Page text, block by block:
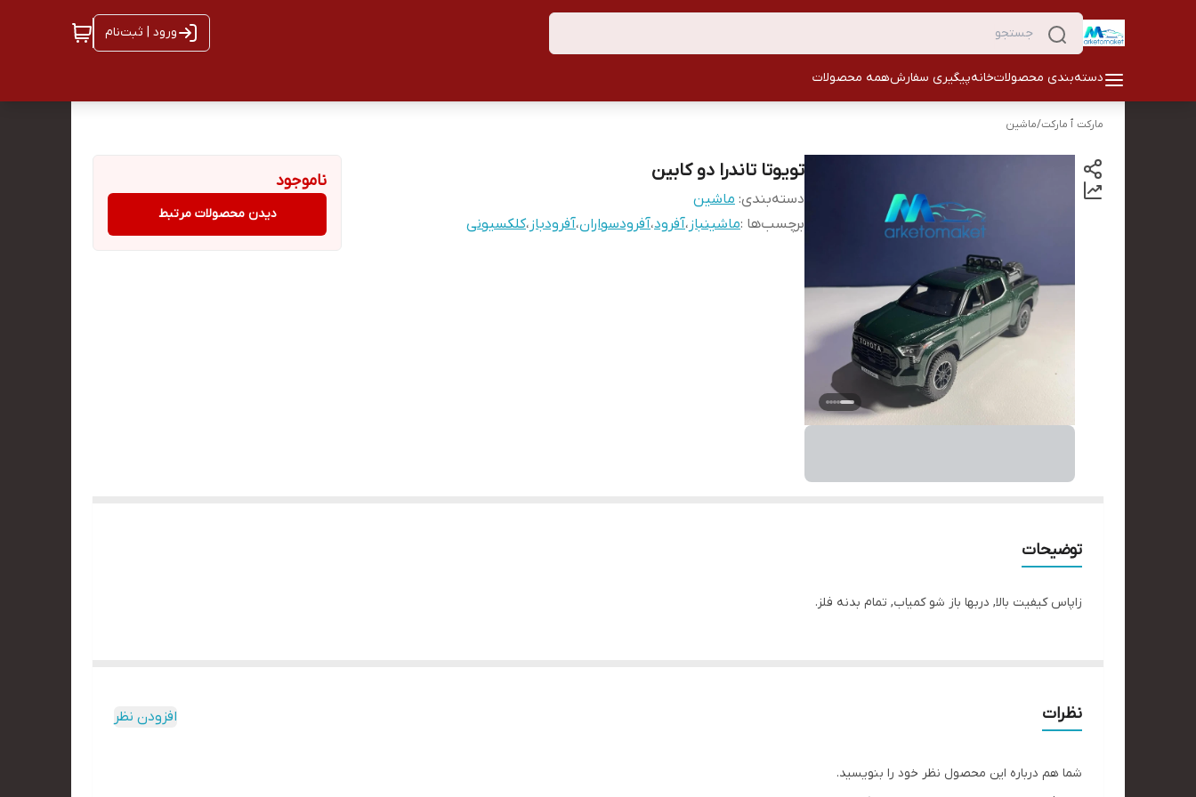
ورود | ثبت‌نام
دسته‌بندی محصولاتخانهپیگیری سفارشهمه محصولات
مارکت ٱ مارکت/ماشین
تویوتا تاندرا دو کابین
دسته‌بندی: ماشین
برچسب‌ها :ماشینباز ،آفرود،آفرودسواران،آفرودباز ،کلکسیونی
ناموجود
دیدن محصولات مرتبط
توضیحات
زاپاس کیفیت بالا, دربها باز شو کمیاب, تمام بدنه فلز.
نظرات افزودن نظر
شما هم درباره این محصول نظر خود را بنویسید.